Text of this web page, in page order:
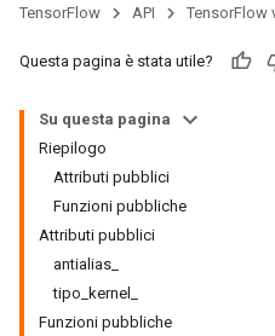
TensorFlow API TensorFlow
Questa pagina è stata utile?
Su questa pagina
Riepilogo
Attributi pubblici
Funzioni pubbliche
Attributi pubblici
antialias_
tipo_kernel_
Funzioni pubbliche